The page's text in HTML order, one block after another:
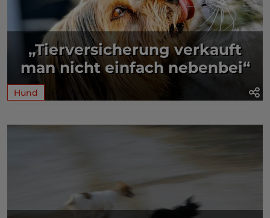
„Tierversicherung verkauft
man nicht einfach nebenbei“
Hund